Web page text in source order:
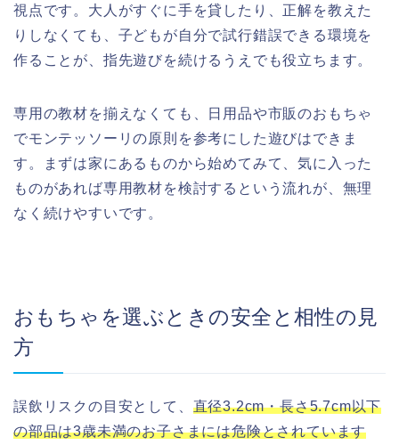
視点です。大人がすぐに手を貸したり、正解を教えた
りしなくても、子どもが自分で試行錯誤できる環境を
作ることが、指先遊びを続けるうえでも役立ちます。
専用の教材を揃えなくても、日用品や市販のおもちゃ
でモンテッソーリの原則を参考にした遊びはできま
す。まずは家にあるものから始めてみて、気に入った
ものがあれば専用教材を検討するという流れが、無理
なく続けやすいです。
おもちゃを選ぶときの安全と相性の見
方
誤飲リスクの目安として、 直径3.2cm・長さ5.7cm以下
の部品は3歳未満のお子さまには危険とされています